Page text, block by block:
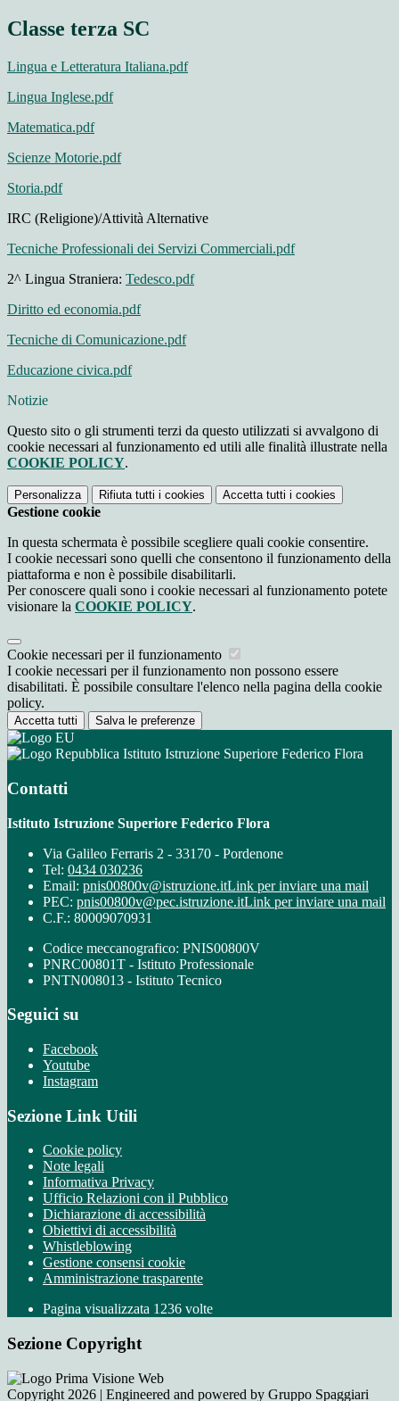
Classe terza SC
Lingua e Letteratura Italiana.pdf
Lingua Inglese.pdf
Matematica.pdf
Scienze Motorie.pdf
Storia.pdf
IRC (Religione)/Attività Alternative
Tecniche Professionali dei Servizi Commerciali.pdf
2^ Lingua Straniera: Tedesco.pdf
Diritto ed economia.pdf
Tecniche di Comunicazione.pdf
Educazione civica.pdf
Notizie
Questo sito o gli strumenti terzi da questo utilizzati si avvalgono di
cookie necessari al funzionamento ed utili alle finalità illustrate nella
COOKIE POLICY.
Personalizza Rifiuta tutti i cookies Accetta tutti i cookies
Gestione cookie
In questa schermata è possibile scegliere quali cookie consentire.
I cookie necessari sono quelli che consentono il funzionamento della
piattaforma e non è possibile disabilitarli.
Per conoscere quali sono i cookie necessari al funzionamento potete
visionare la COOKIE POLICY.
Cookie necessari per il funzionamento
I cookie necessari per il funzionamento non possono essere
disabilitati. È possibile consultare l'elenco nella pagina della cookie
policy.
Accetta tutti Salva le preferenze
Istituto Istruzione Superiore Federico Flora
Contatti
Istituto Istruzione Superiore Federico Flora
Via Galileo Ferraris 2 - 33170 - Pordenone
Tel: 0434 030236
Email: pnis00800v@istruzione.itLink per inviare una mail
PEC: pnis00800v@pec.istruzione.itLink per inviare una mail
C.F.: 80009070931
Codice meccanografico: PNIS00800V
PNRC00801T - Istituto Professionale
PNTN008013 - Istituto Tecnico
Seguici su
Facebook
Youtube
Instagram
Sezione Link Utili
Cookie policy
Note legali
Informativa Privacy
Ufficio Relazioni con il Pubblico
Dichiarazione di accessibilità
Obiettivi di accessibilità
Whistleblowing
Gestione consensi cookie
Amministrazione trasparente
Pagina visualizzata 1236 volte
Sezione Copyright
Copyright 2026 | Engineered and powered by Gruppo Spaggiari